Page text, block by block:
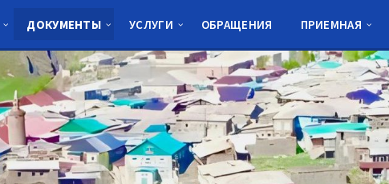
ДОКУМЕНТЫ УСЛУГИ ОБРАЩЕНИЯ ПРИЕМНАЯ